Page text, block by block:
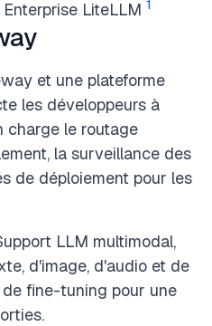
LiteLLM 1
et une plateforme
les développeurs à
charge le routage
la surveillance des
de déploiement pour les
LLM multimodal,
d'image, d'audio et de
fine-tuning pour une